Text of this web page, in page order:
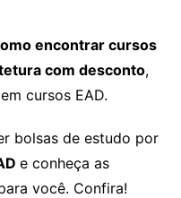
encontrar cursos
com desconto,
cursos EAD.
bolsas de estudo por
e conheça as
você. Confira!